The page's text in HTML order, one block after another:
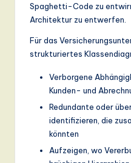
Spaghetti-Code zu
Architektur zu entwerfen.
Für das
strukturiertes
Verborgene
Kunden- und
Redundante oder
identifizieren, die
könnten
Aufzeigen, wo